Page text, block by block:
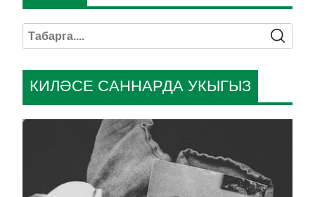
КИЛӘСЕ САННАРДА УКЫГЫЗ